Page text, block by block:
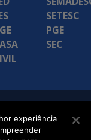
SETESC
PGE
SEC
experiência